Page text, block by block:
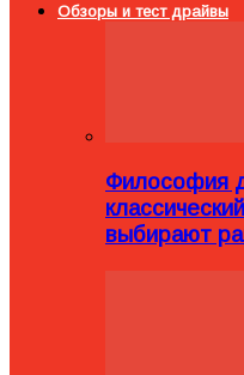
Обзоры и тест драйвы
Философия
выбирают